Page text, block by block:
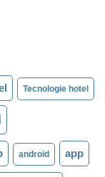
Tecnologie hotel
android app